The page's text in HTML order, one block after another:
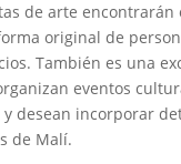
de arte encontrarán
original de
También es una
eventos
y desean incorporar
de Malí.